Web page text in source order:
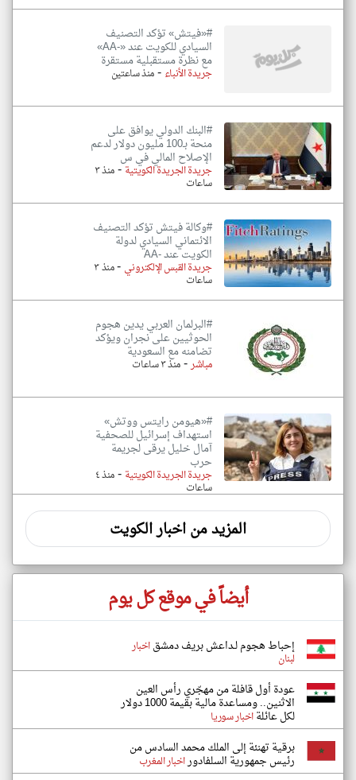
#«فيتش» تؤكد التصنيف
السيادي للكويت عند «-AA»
مع نظرة مستقبلية مستقرة
جريدة الأنباء -منذ ساعتين
#البنك الدولي يوافق على
منحة بـ100 مليون دولار لدعم
الإصلاح المالي في س
جريدة الجريدة الكويتية- منذ ٣
ساعات
#وكالة فيتش تؤكد التصنيف
الائتماني السيادي لدولة
الكويت عند -AA
جريدة القبس الإلكتروني - منذ ٣
ساعات
#البرلمان العربي يدين هجوم
الحوثيين على نجران ويؤكد
تضامنه مع السعودية
مباشر-منذ ٣ ساعات
#«هيومن رايتس ووتش»
استهداف إسرائيل للصحفية
آمال خليل يرقى لجريمة
حرب
جريدة الجريدة الكويتية - منذ ٤
ساعات
المزيد من اخبار الكويت
أيضاً في موقع كل يوم
إحباط هجوم لـداعش بريف دمشقاخبار
لبنان
عودة أول قافلة من مهجّري رأس العين
الاثنين.. ومساعدة مالية بقيمة 1000 دولار
لكل عائلةاخبار سوريا
برقية تهنئة إلى الملك محمد السادس من
رئيس جمهورية السلفادوراخبار المغرب